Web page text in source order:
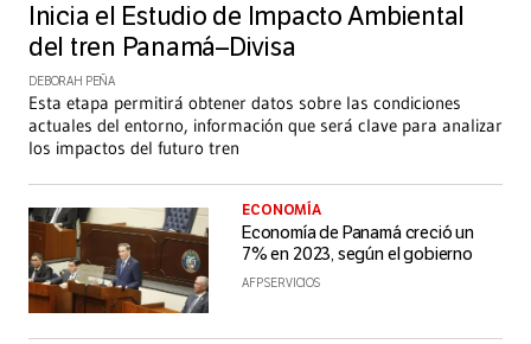
Inicia el Estudio de Impacto Ambiental
del tren Panamá–Divisa
DEBORAH PEÑA
Esta etapa permitirá obtener datos sobre las condiciones
actuales del entorno, información que será clave para analizar
los impactos del futuro tren
ECONOMÍA
Economía de Panamá creció un
7% en 2023, según el gobierno
AFP SERVICIOS